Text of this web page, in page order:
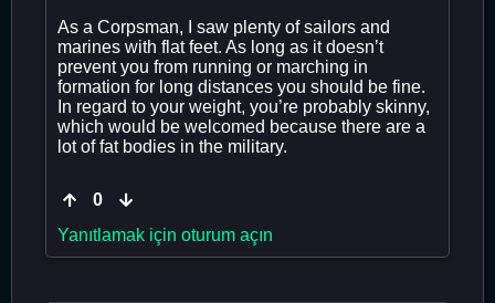
As a Corpsman, I saw plenty of sailors and
marines with flat feet. As long as it doesn’t
prevent you from running or marching in
formation for long distances you should be fine.
In regard to your weight, you’re probably skinny,
which would be welcomed because there are a
lot of fat bodies in the military.
0
Yanıtlamak için oturum açın